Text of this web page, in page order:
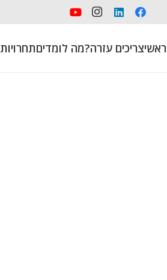
ראשיצריכים עזרה?מה לומדיםתחרויות